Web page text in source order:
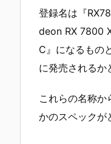
登録名は『
deon RX 7800
C』になるもの
に発売されるか
これらの名称
かのスペックが